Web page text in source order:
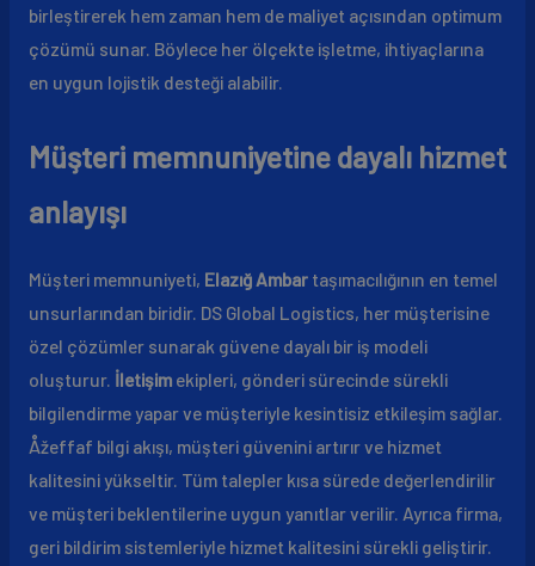
birleştirerek hem zaman hem de maliyet açısından optimum
çözümü sunar. Böylece her ölçekte işletme, ihtiyaçlarına
en uygun lojistik desteği alabilir.
Müşteri memnuniyetine dayalı hizmet
anlayışı
Müşteri memnuniyeti, Elazığ Ambartaşımacılığının en temel
unsurlarından biridir. DS Global Logistics, her müşterisine
özel çözümler sunarak güvene dayalı bir iş modeli
oluşturur. İletişimekipleri, gönderi sürecinde sürekli
bilgilendirme yapar ve müşteriyle kesintisiz etkileşim sağlar.
Åžeffaf bilgi akışı, müşteri güvenini artırır ve hizmet
kalitesini yükseltir. Tüm talepler kısa sürede değerlendirilir
ve müşteri beklentilerine uygun yanıtlar verilir. Ayrıca firma,
geri bildirim sistemleriyle hizmet kalitesini sürekli geliştirir.